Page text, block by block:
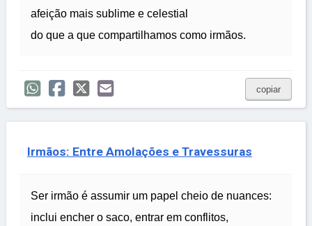
afeição mais sublime e celestial
do que a que compartilhamos como irmãos.
copiar
Irmãos: Entre Amolações e Travessuras
Ser irmão é assumir um papel cheio de nuances:
inclui encher o saco, entrar em conflitos,